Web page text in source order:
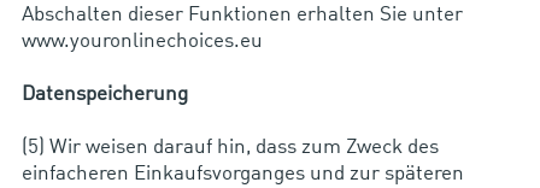
Abschalten dieser Funktionen erhalten Sie unter
www.youronlinechoices.eu
Datenspeicherung
(5) Wir weisen darauf hin, dass zum Zweck des
einfacheren Einkaufsvorganges und zur späteren